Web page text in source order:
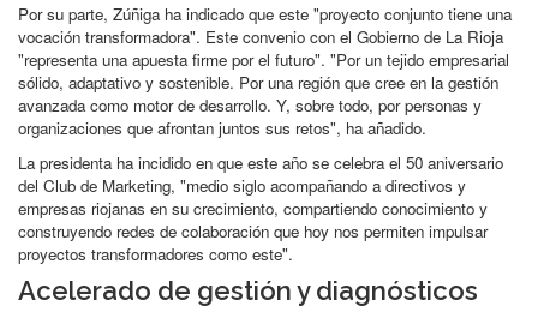
Por su parte, Zúñiga ha indicado que este "proyecto conjunto tiene una
vocación transformadora". Este convenio con el Gobierno de La Rioja
"representa una apuesta firme por el futuro". "Por un tejido empresarial
sólido, adaptativo y sostenible. Por una región que cree en la gestión
avanzada como motor de desarrollo. Y, sobre todo, por personas y
organizaciones que afrontan juntos sus retos", ha añadido.
La presidenta ha incidido en que este año se celebra el 50 aniversario
del Club de Marketing, "medio siglo acompañando a directivos y
empresas riojanas en su crecimiento, compartiendo conocimiento y
construyendo redes de colaboración que hoy nos permiten impulsar
proyectos transformadores como este".
Acelerado de gestión y diagnósticos